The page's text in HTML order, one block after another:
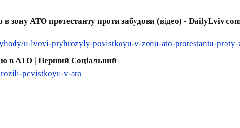
зону АТО протестанту проти забудови (відео) -
u-lvovi-pryhrozyly-povistkoyu-v-zonu-ato-protestantu-proty-
в АТО | Перший Соціальний
povistkoyu-v-ato